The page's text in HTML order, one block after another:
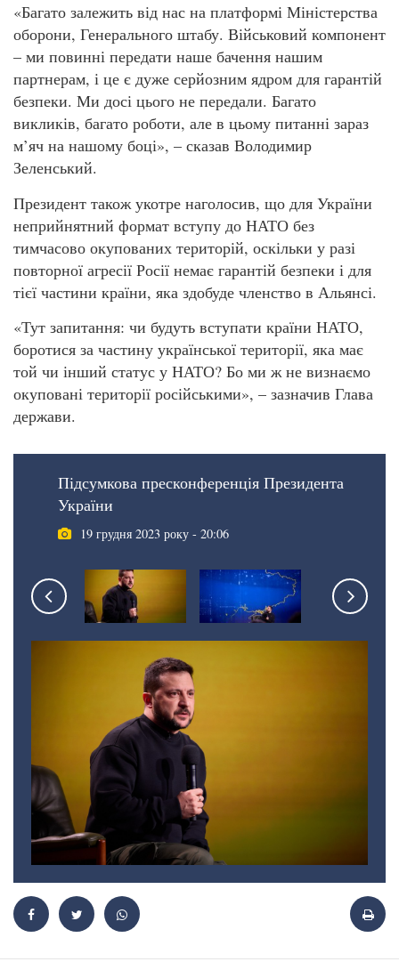
«Багато залежить від нас на платформі Міністерства
оборони, Генерального штабу. Військовий компонент
– ми повинні передати наше бачення нашим
партнерам, і це є дуже серйозним ядром для гарантій
безпеки. Ми досі цього не передали. Багато
викликів, багато роботи, але в цьому питанні зараз
м’яч на нашому боці», – сказав Володимир
Зеленський.
Президент також укотре наголосив, що для України
неприйнятний формат вступу до НАТО без
тимчасово окупованих територій, оскільки у разі
повторної агресії Росії немає гарантій безпеки і для
тієї частини країни, яка здобуде членство в Альянсі.
«Тут запитання: чи будуть вступати країни НАТО,
боротися за частину української території, яка має
той чи інший статус у НАТО? Бо ми ж не визнаємо
окуповані території російськими», – зазначив Глава
держави.
Підсумкова пресконференція Президента
України
19 грудня 2023 року - 20:06